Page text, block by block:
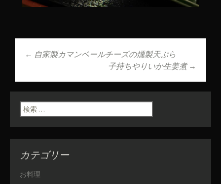
投稿ナビゲーショ
ン
← 自家製カマンベールチーズの燻製天ぷら
子持ちやりいか生姜煮 →
検索:
カテゴリー
お料理